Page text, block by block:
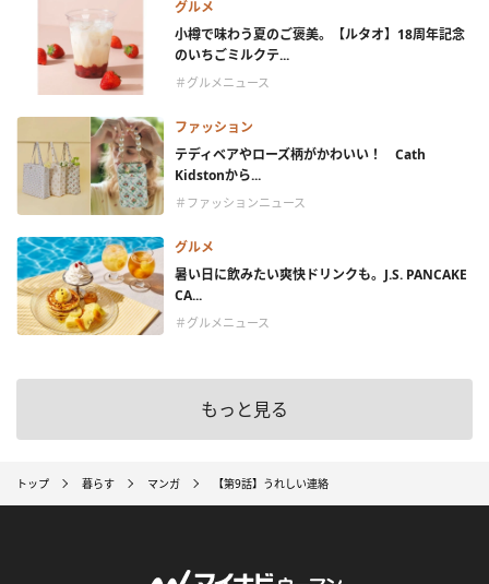
グルメ
小樽で味わう夏のご褒美。【ルタオ】18周年記念
のいちごミルクテ...
＃グルメニュース
ファッション
テディベアやローズ柄がかわいい！ Cath
Kidstonから...
＃ファッションニュース
グルメ
暑い日に飲みたい爽快ドリンクも。J.S. PANCAKE
CA...
＃グルメニュース
もっと見る
トップ 暮らす マンガ 【第9話】うれしい連絡